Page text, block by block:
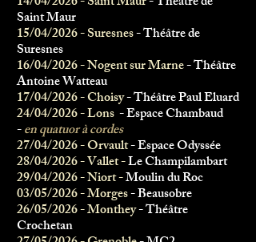
Saint Maur
15/04/2026 - Suresnes- Théâtre de
Suresnes
16/04/2026 - Nogent sur Marne- Théâtre
Antoine Watteau
17/04/2026 - Choisy- Théâtre Paul Eluard
24/04/2026 - Lons - Espace Chambaud
-en quatuor à cordes
27/04/2026 - Orvault- Espace Odyssée
28/04/2026 - Vallet -Le Champilambart
29/04/2026 - Niort -Moulin du Roc
03/05/2026 - Morges- Beausobre
26/05/2026 - Monthey- Théâtre
Crochetan